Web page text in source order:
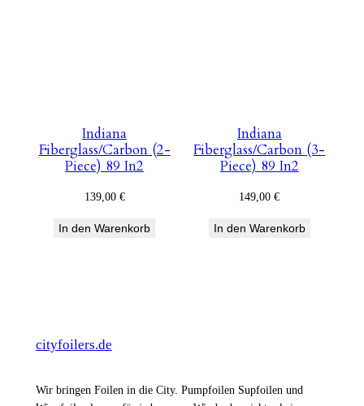
Indiana
Fiberglass/Carbon (2-
Piece) 89 In2
139,00 €
In den Warenkorb
Indiana
Fiberglass/Carbon (3-
Piece) 89 In2
149,00€
In den Warenkorb
cityfoilers.de
Wir bringen Foilen in die City. Pumpfoilen Supfoilen und